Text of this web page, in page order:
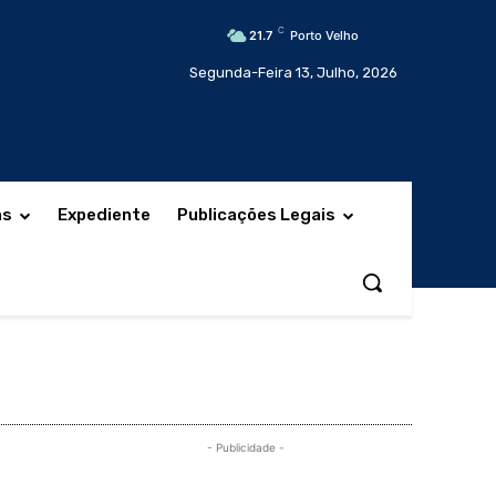
21.7 C Porto Velho
Segunda-Feira 13, Julho, 2026
Expediente Publicações Legais
- Publicidade -